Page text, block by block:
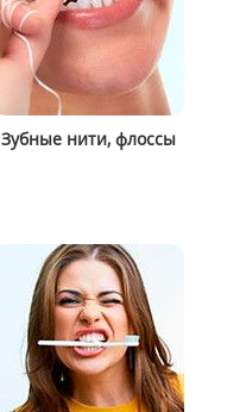
Зубные нити, флоссы